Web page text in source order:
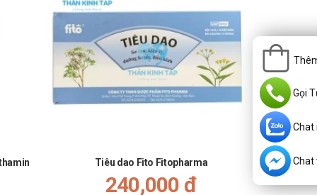
tăng lên hoặc dextromethorphan.
Tiêu dao Fito Fitopharma
240,000 đ
Menzag
Gọi
Chat
Chat